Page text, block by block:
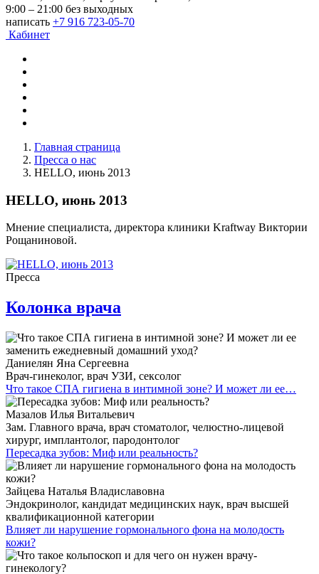
9:00 – 21:00 без выходных
написать +7 916 723-05-70
Кабинет
Главная страница
Пресса о нас
HELLO, июнь 2013
HELLO, июнь 2013
Мнение специалиста, директора клиники Kraftway Виктории
Рощаниновой.
Пресса
Колонка врача
Даниелян Яна Сергеевна
Врач-гинеколог, врач УЗИ, сексолог
Что такое СПА гигиена в интимной зоне? И может ли ее…
Мазалов Илья Витальевич
Зам. Главного врача, врач стоматолог, челюстно-лицевой
хирург, имплантолог, пародонтолог
Пересадка зубов: Миф или реальность?
Зайцева Наталья Владиславовна
Эндокринолог, кандидат медицинских наук, врач высшей
квалификационной категории
Влияет ли нарушение гормонального фона на молодость
кожи?